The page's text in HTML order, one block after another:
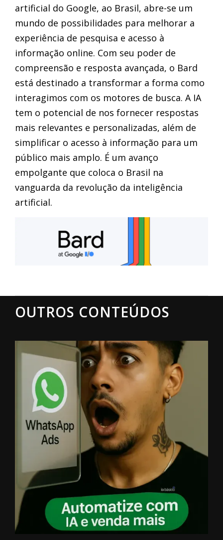
artificial do Google, ao Brasil, abre-se um
mundo de possibilidades para melhorar a
experiência de pesquisa e acesso à
informação online. Com seu poder de
compreensão e resposta avançada, o Bard
está destinado a transformar a forma como
interagimos com os motores de busca. A IA
tem o potencial de nos fornecer respostas
mais relevantes e personalizadas, além de
simplificar o acesso à informação para um
público mais amplo. É um avanço
empolgante que coloca o Brasil na
vanguarda da revolução da inteligência
artificial.
OUTROS CONTEÚDOS